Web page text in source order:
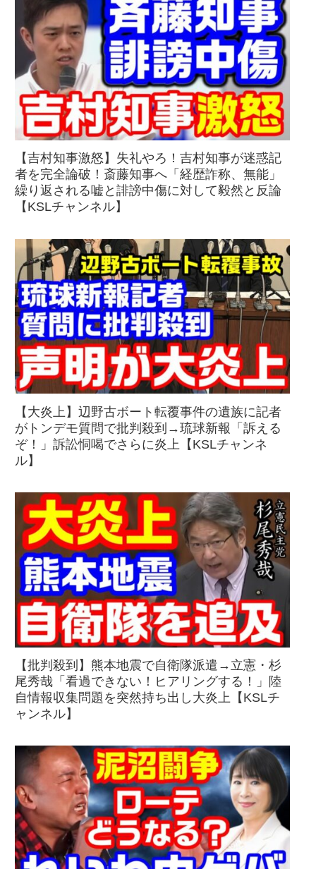
【吉村知事激怒】失礼やろ！吉村知事が迷惑記
者を完全論破！斎藤知事へ「経歴詐称、無能」
繰り返される嘘と誹謗中傷に対して毅然と反論
【KSLチャンネル】
【大炎上】辺野古ボート転覆事件の遺族に記者
がトンデモ質問で批判殺到→琉球新報「訴える
ぞ！」訴訟恫喝でさらに炎上【KSLチャンネ
ル】
【批判殺到】熊本地震で自衛隊派遣→立憲・杉
尾秀哉「看過できない！ヒアリングする！」陸
自情報収集問題を突然持ち出し大炎上【KSLチ
ャンネル】